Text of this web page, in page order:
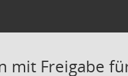
mit Freigabe